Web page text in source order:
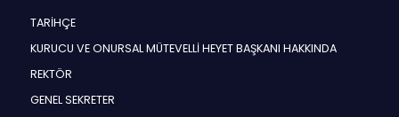
TARİHÇE
KURUCU VE ONURSAL MÜTEVELLİ HEYET BAŞKANI HAKKINDA
REKTÖR
GENEL SEKRETER